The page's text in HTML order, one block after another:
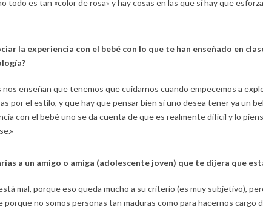
todo es tan «color de rosa» y hay cosas en las que sí hay que
la experiencia con el bebé con lo que te han enseñado en
nos enseñan que tenemos que cuidarnos cuando empecemos a
por el estilo, y que hay que pensar bien si uno desea tener ya un
con el bebé uno se da cuenta de que es realmente difícil y lo
a un amigo o amiga (adolescente joven) que te dijera que
mal, porque eso queda mucho a su criterio (es muy subjetivo),
porque no somos personas tan maduras como para hacernos